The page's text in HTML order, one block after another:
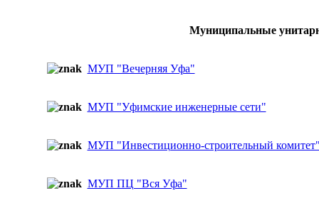
Муниципальные
МУП "Вечерняя Уфа"
МУП "Уфимские инженерные сети"
МУП "Инвестиционно-строительный
МУП ПЦ "Вся Уфа"